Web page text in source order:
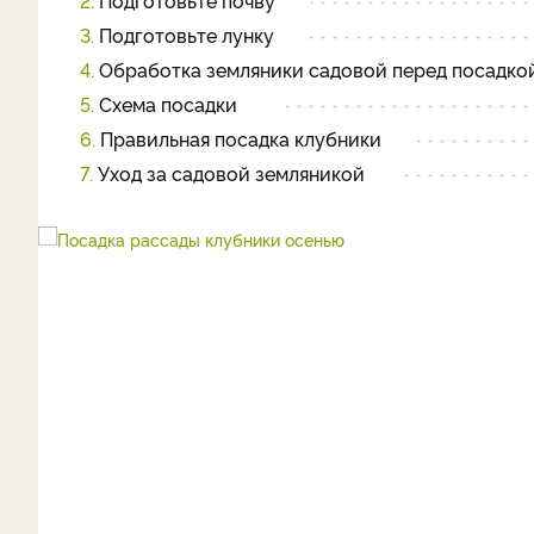
3. Подготовьте лунку
4. Обработка земляники садовой перед
5. Схема посадки
6. Правильная посадка клубники
7. Уход за садовой земляникой